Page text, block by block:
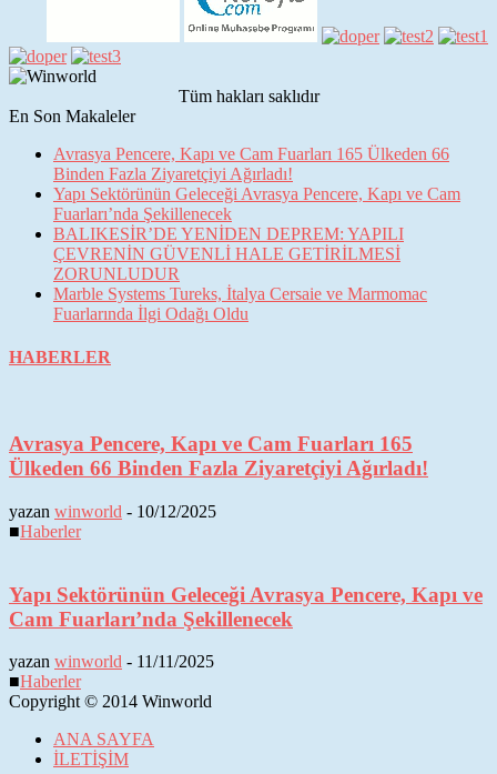
Tüm hakları saklıdır
En Son Makaleler
Avrasya Pencere, Kapı ve Cam Fuarları 165 Ülkeden 66
Binden Fazla Ziyaretçiyi Ağırladı!
Yapı Sektörünün Geleceği Avrasya Pencere, Kapı ve Cam
Fuarları’nda Şekillenecek
BALIKESİR’DE YENİDEN DEPREM: YAPILI
ÇEVRENİN GÜVENLİ HALE GETİRİLMESİ
ZORUNLUDUR
Marble Systems Tureks, İtalya Cersaie ve Marmomac
Fuarlarında İlgi Odağı Oldu
HABERLER
Avrasya Pencere, Kapı ve Cam Fuarları 165
Ülkeden 66 Binden Fazla Ziyaretçiyi Ağırladı!
yazan winworld - 10/12/2025
■Haberler
Yapı Sektörünün Geleceği Avrasya Pencere, Kapı ve
Cam Fuarları’nda Şekillenecek
yazan winworld - 11/11/2025
■Haberler
Copyright © 2014 Winworld
ANA SAYFA
İLETİŞİM